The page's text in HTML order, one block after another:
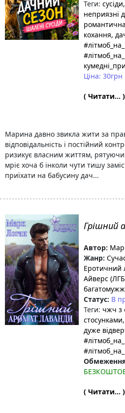
Теги: сусіди
неприязні
кохання,
Ціна: 30грн
( Читати... )
Марина давно звикла жити за
відповідальність і постійний
ризикує власним життям,
мріє хоча б інколи чути тишу
приїхати на бабусину дач...
Грішний
Автор:
Жанр:
Еротичний
Айверс
Статус: В
Теги: чжч з
стосунками
дуже
( Читати... )